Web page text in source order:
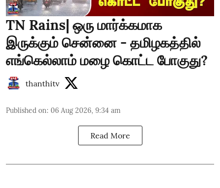
TN Rains| ஒரு மார்க்கமாக
இருக்கும் சென்னை - தமிழகத்தில்
எங்கெல்லாம் மழை கொட்ட போகுது?
thanthitv
Published on: 06 Aug 2026, 9:34 am
Read More